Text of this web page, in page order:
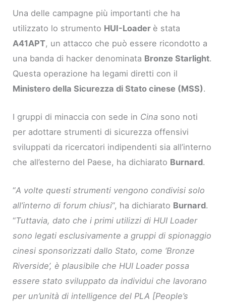
Una delle campagne più importanti che ha
utilizzato lo strumento HUI-Loader è stata
A41APT, un attacco che può essere ricondotto a
una banda di hacker denominata Bronze Starlight.
Questa operazione ha legami diretti con il
Ministero della Sicurezza di Stato cinese (MSS).
I gruppi di minaccia con sede in Cina sono noti
per adottare strumenti di sicurezza offensivi
sviluppati da ricercatori indipendenti sia all’interno
che all’esterno del Paese, ha dichiarato Burnard.
“A volte questi strumenti vengono condivisi solo
all’interno di forum chiusi“, ha dichiarato Burnard.
“Tuttavia, dato che i primi utilizzi di HUI Loader
sono legati esclusivamente a gruppi di spionaggio
cinesi sponsorizzati dallo Stato, come ‘Bronze
Riverside’, è plausibile che HUI Loader possa
essere stato sviluppato da individui che lavorano
per un’unità di intelligence del PLA [People’s